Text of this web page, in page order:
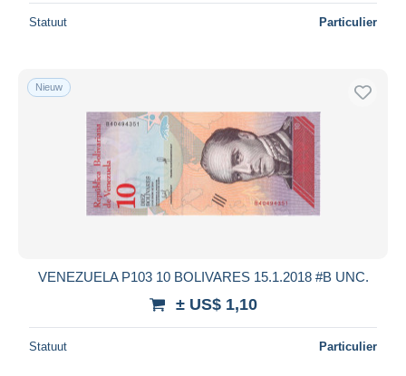
Statuut Particulier
Nieuw
VENEZUELA P103 10 BOLIVARES 15.1.2018 #B UNC.
± US$ 1,10
Statuut Particulier